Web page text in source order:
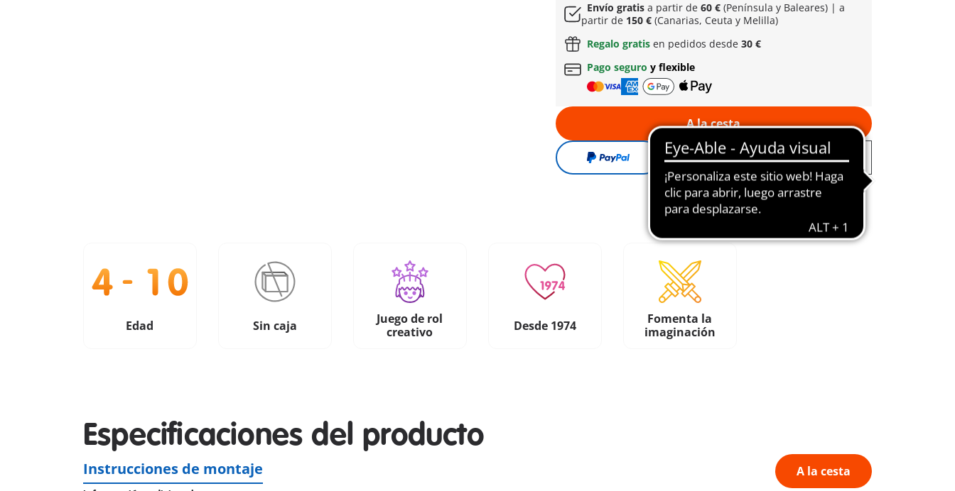
Envío gratis a partir de 60 €(Península y Baleares) | a
partir de 150 €(Canarias, Ceuta y Melilla)
Regalo gratis en pedidos desde 30 €
Pago seguro y flexible
A la cesta
Edad Sin caja
Juego de rol
creativo
Desde 1974
Fomenta la
imaginación
Especificaciones del producto
A la cesta
Instrucciones de montaje